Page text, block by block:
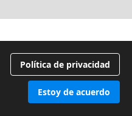
Política de privacidad
Estoy de acuerdo